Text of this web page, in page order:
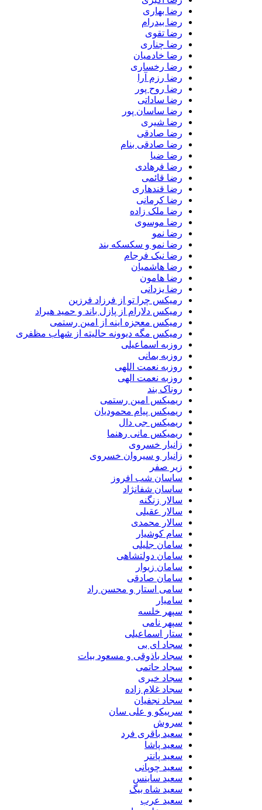
رضا بهاری
رضا بیدرام
رضا تقوی
رضا چناری
رضا خادمیان
رضا رخساری
رضا رزم آرا
رضا روح پور
رضا ساداتی
رضا ساسان پور
رضا شیری
رضا صادقی
رضا صادقی بنام
رضا ضیا
رضا فرهادی
رضا قائمی
رضا قندهاری
رضا کرمانی
رضا ملک زاده
رضا موسوی
رضا نمو
رضا نمو و سکسکه بند
رضا نیک فرجام
رضا هاشمیان
رضا هامون
رضا یزدانی
رمیکس چرا تو از فرزاد فرزین
رمیکس دلارام از پازل باند و حمید هیراد
رمیکس معجزه اینه از امین رستمی
رمیکس مگه دیوونه حالیته از شهاب مظفری
روزبه اسماعیلی
روزبه بمانی
روزبه نعمت اللهی
روزبه نعمت الهی
روناک بند
ریمیکس امین رستمی
ریمیکس پیام محمودیان
ریمیکس جی دال
ریمیکس مانی رهنما
زانیار خسروی
زانیار و سیروان خسروی
زیر صفر
ساسان شب افروز
ساسان شفانژاد
سالار زنگنه
سالار عقیلی
سالار محمدی
سام کوشیار
سامان جلیلی
سامان دولتشاهی
سامان زیوار
سامان صادقی
سامی استار و محسن راد
سامیار
سپهر خلسه
سپهر نامی
ستار اسماعیلی
سجاد ای بی
سجاد باذوقی و مسعود بیات
سجاد حاتمی
سجاد خیری
سجاد غلام زاده
سجاد نجفیان
سرپیکو و علی سان
سروش
سعید باقری فرد
سعید پاشا
سعید پانتر
سعید چوپانی
سعید ساینس
سعید شاه بیگ
سعید عرب